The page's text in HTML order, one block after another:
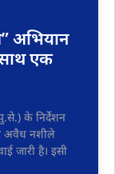
अभियान
एक
के निर्देशन
अवैध नशीले
जारी है। इसी